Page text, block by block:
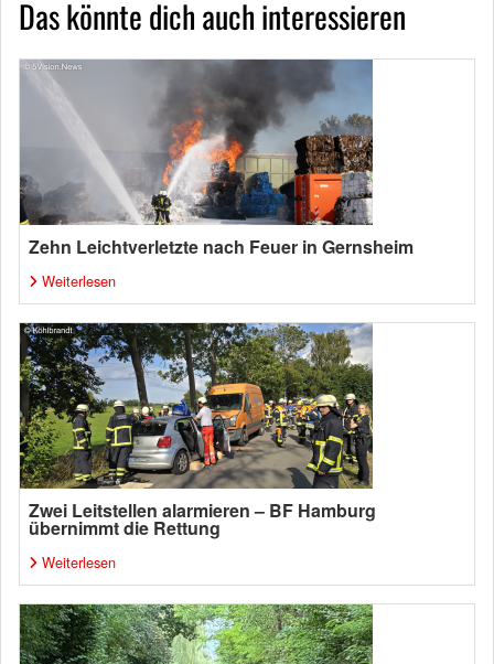
Das könnte dich auch interessieren
Zehn Leichtverletzte nach Feuer in Gernsheim
Weiterlesen
Zwei Leitstellen alarmieren – BF Hamburg
übernimmt die Rettung
Weiterlesen